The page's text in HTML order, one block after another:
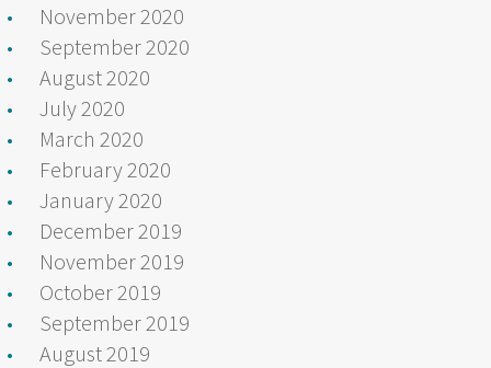
November 2020
September 2020
August 2020
July 2020
March 2020
February 2020
January 2020
December 2019
November 2019
October 2019
September 2019
August 2019